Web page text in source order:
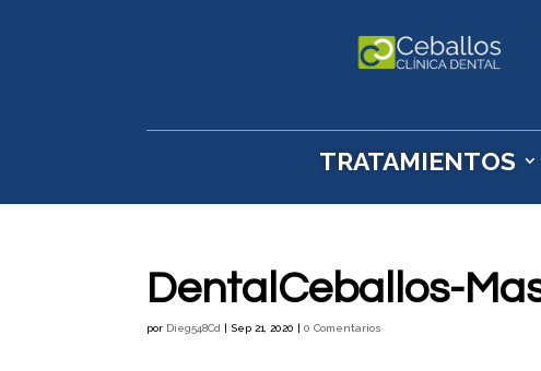
TRATAMIENTOS
DentalCeballos-
por Dieg548Cd | Sep 21, 2020 |0 Comentarios